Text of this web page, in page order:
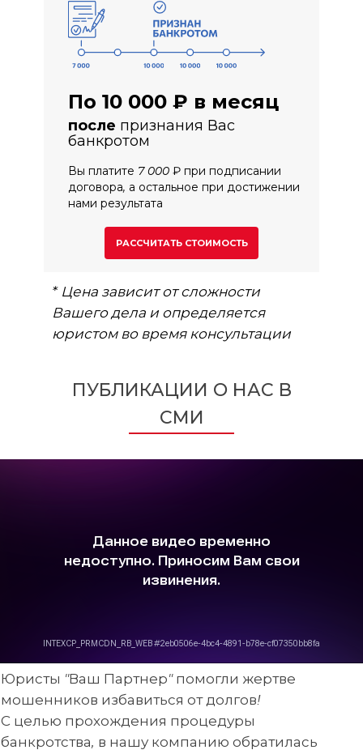
* Цена зависит от сложности
Вашего дела и определяется
юристом во время консультации
РАССЧИТАТЬ СТОИМОСТЬ
Вы платите 7 000 ₽ при подписании
договора, а остальное при достижении
нами результата
после признания Вас
банкротом
По 10 000 ₽ в месяц
ПУБЛИКАЦИИ О НАС В
СМИ
Юристы "Ваш Партнер" помогли жертве
мошенников избавиться от долгов!
С целью прохождения процедуры
банкротства, в нашу компанию обратилась